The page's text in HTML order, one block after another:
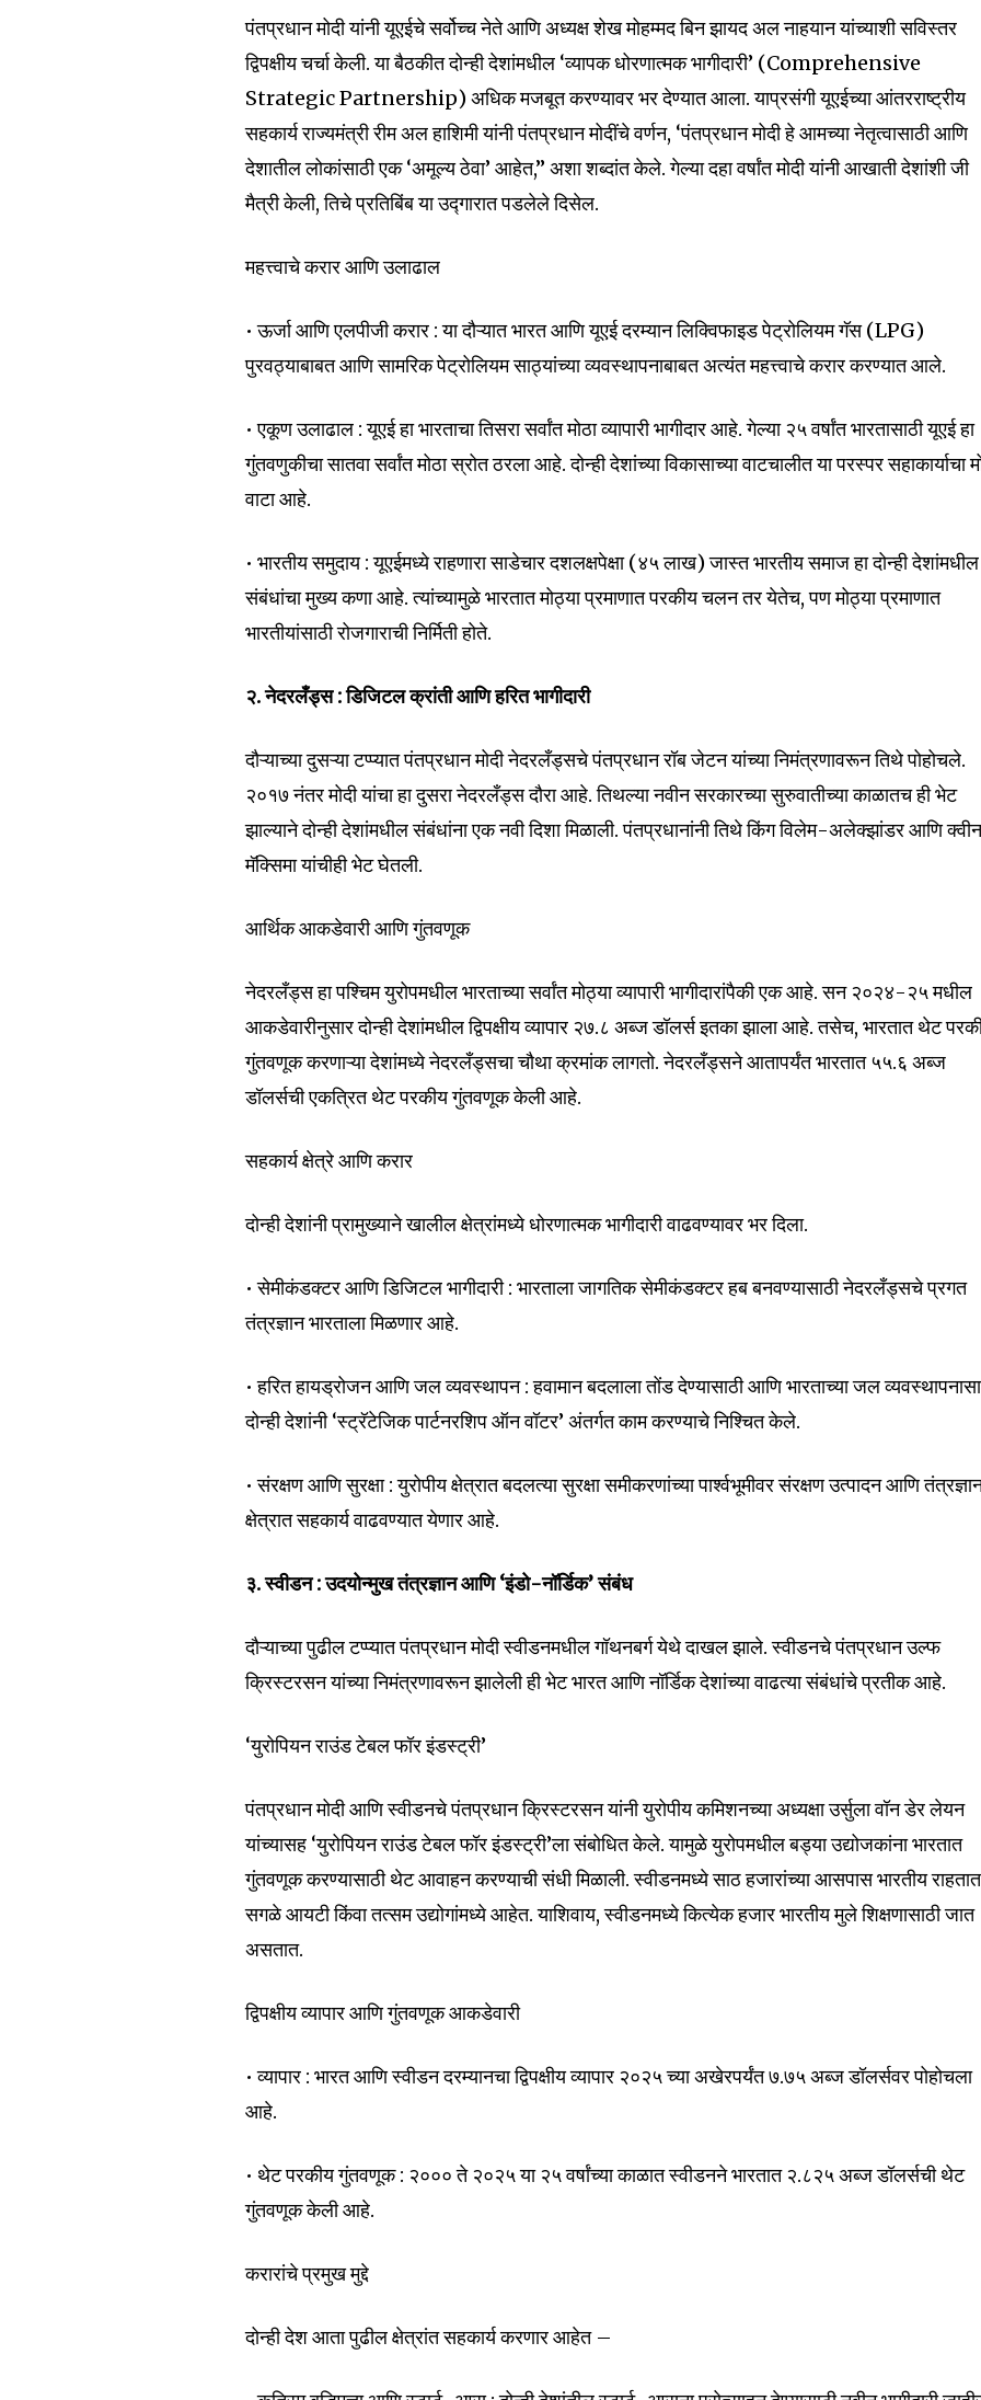
Join our community of
SUBSCRIBERS and be part
of the conversation.
the subscribe button below. Don't worry, we respect your privacy and
won't spam your inbox. Your information is safe with us.
I've read and
6,300
Fans
32,111
पंतप्रधान मोदी यांनी यूएईचे सर्वोच्च नेते आणि अध्यक्ष शेख मोहम्मद बिन झायद अल नाहयान यांच्याशी सविस्तर
द्विपक्षीय चर्चा केली. या बैठकीत दोन्ही देशांमधील ‘व्यापक धोरणात्मक भागीदारी’ (Comprehensive
Strategic Partnership) अधिक मजबूत करण्यावर भर देण्यात आला. याप्रसंगी यूएईच्या आंतरराष्ट्रीय
सहकार्य राज्यमंत्री रीम अल हाशिमी यांनी पंतप्रधान मोदींचे वर्णन, ‘पंतप्रधान मोदी हे आमच्या नेतृत्वासाठी आणि
देशातील लोकांसाठी एक ‘अमूल्य ठेवा’ आहेत,” अशा शब्दांत केले. गेल्या दहा वर्षांत मोदी यांनी आखाती देशांशी जी
मैत्री केली, तिचे प्रतिबिंब या उद्गारात पडलेले दिसेल.
महत्त्वाचे करार आणि उलाढाल
• ऊर्जा आणि एलपीजी करार : या दौऱ्यात भारत आणि यूएई दरम्यान लिक्विफाइड पेट्रोलियम गॅस (LPG)
पुरवठ्याबाबत आणि सामरिक पेट्रोलियम साठ्यांच्या व्यवस्थापनाबाबत अत्यंत महत्त्वाचे करार करण्यात आले.
• एकूण उलाढाल : यूएई हा भारताचा तिसरा सर्वांत मोठा व्यापारी भागीदार आहे. गेल्या २५ वर्षांत भारतासाठी यूएई हा
गुंतवणुकीचा सातवा सर्वांत मोठा स्रोत ठरला आहे. दोन्ही देशांच्या विकासाच्या वाटचालीत या परस्पर सहाकार्याचा
वाटा आहे.
• भारतीय समुदाय : यूएईमध्ये राहणारा साडेचार दशलक्षपेक्षा (४५ लाख) जास्त भारतीय समाज हा दोन्ही देशांमधील
संबंधांचा मुख्य कणा आहे. त्यांच्यामुळे भारतात मोठ्या प्रमाणात परकीय चलन तर येतेच, पण मोठ्या प्रमाणात
भारतीयांसाठी रोजगाराची निर्मिती होते.
२. नेदरलँड्स : डिजिटल क्रांती आणि हरित भागीदारी
दौऱ्याच्या दुसऱ्या टप्प्यात पंतप्रधान मोदी नेदरलँड्सचे पंतप्रधान रॉब जेटन यांच्या निमंत्रणावरून तिथे पोहोचले.
२०१७ नंतर मोदी यांचा हा दुसरा नेदरलँड्स दौरा आहे. तिथल्या नवीन सरकारच्या सुरुवातीच्या काळातच ही भेट
झाल्याने दोन्ही देशांमधील संबंधांना एक नवी दिशा मिळाली. पंतप्रधानांनी तिथे किंग विलेम-अलेक्झांडर आणि
मॅक्सिमा यांचीही भेट घेतली.
आर्थिक आकडेवारी आणि गुंतवणूक
नेदरलँड्स हा पश्चिम युरोपमधील भारताच्या सर्वांत मोठ्या व्यापारी भागीदारांपैकी एक आहे. सन २०२४-२५ मधील
आकडेवारीनुसार दोन्ही देशांमधील द्विपक्षीय व्यापार २७.८ अब्ज डॉलर्स इतका झाला आहे. तसेच, भारतात थेट
गुंतवणूक करणाऱ्या देशांमध्ये नेदरलँड्सचा चौथा क्रमांक लागतो. नेदरलँड्सने आतापर्यंत भारतात ५५.६ अब्ज
डॉलर्सची एकत्रित थेट परकीय गुंतवणूक केली आहे.
सहकार्य क्षेत्रे आणि करार
दोन्ही देशांनी प्रामुख्याने खालील क्षेत्रांमध्ये धोरणात्मक भागीदारी वाढवण्यावर भर दिला.
• सेमीकंडक्टर आणि डिजिटल भागीदारी : भारताला जागतिक सेमीकंडक्टर हब बनवण्यासाठी नेदरलँड्सचे प्रगत
तंत्रज्ञान भारताला मिळणार आहे.
• हरित हायड्रोजन आणि जल व्यवस्थापन : हवामान बदलाला तोंड देण्यासाठी आणि भारताच्या जल
दोन्ही देशांनी ‘स्ट्रॅटेजिक पार्टनरशिप ऑन वॉटर’ अंतर्गत काम करण्याचे निश्चित केले.
• संरक्षण आणि सुरक्षा : युरोपीय क्षेत्रात बदलत्या सुरक्षा समीकरणांच्या पार्श्वभूमीवर संरक्षण उत्पादन आणि
क्षेत्रात सहकार्य वाढवण्यात येणार आहे.
३. स्वीडन : उदयोन्मुख तंत्रज्ञान आणि ‘इंडो-नॉर्डिक’ संबंध
दौऱ्याच्या पुढील टप्प्यात पंतप्रधान मोदी स्वीडनमधील गॉथनबर्ग येथे दाखल झाले. स्वीडनचे पंतप्रधान उल्फ
क्रिस्टरसन यांच्या निमंत्रणावरून झालेली ही भेट भारत आणि नॉर्डिक देशांच्या वाढत्या संबंधांचे प्रतीक आहे.
‘युरोपियन राउंड टेबल फॉर इंडस्ट्री’
पंतप्रधान मोदी आणि स्वीडनचे पंतप्रधान क्रिस्टरसन यांनी युरोपीय कमिशनच्या अध्यक्षा उर्सुला वॉन डेर लेयन
यांच्यासह ‘युरोपियन राउंड टेबल फॉर इंडस्ट्री’ला संबोधित केले. यामुळे युरोपमधील बड्या उद्योजकांना भारतात
गुंतवणूक करण्यासाठी थेट आवाहन करण्याची संधी मिळाली. स्वीडनमध्ये साठ हजारांच्या आसपास भारतीय
सगळे आयटी किंवा तत्सम उद्योगांमध्ये आहेत. याशिवाय, स्वीडनमध्ये कित्येक हजार भारतीय मुले शिक्षणासाठी जात
असतात.
द्विपक्षीय व्यापार आणि गुंतवणूक आकडेवारी
• व्यापार : भारत आणि स्वीडन दरम्यानचा द्विपक्षीय व्यापार २०२५ च्या अखेरपर्यंत ७.७५ अब्ज डॉलर्सवर पोहोचला
आहे.
• थेट परकीय गुंतवणूक : २००० ते २०२५ या २५ वर्षांच्या काळात स्वीडनने भारतात २.८२५ अब्ज डॉलर्सची थेट
गुंतवणूक केली आहे.
करारांचे प्रमुख मुद्दे
दोन्ही देश आता पुढील क्षेत्रांत सहकार्य करणार आहेत –